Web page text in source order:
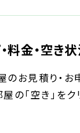
料金・空き
のお見積り・お
の「空き」をク